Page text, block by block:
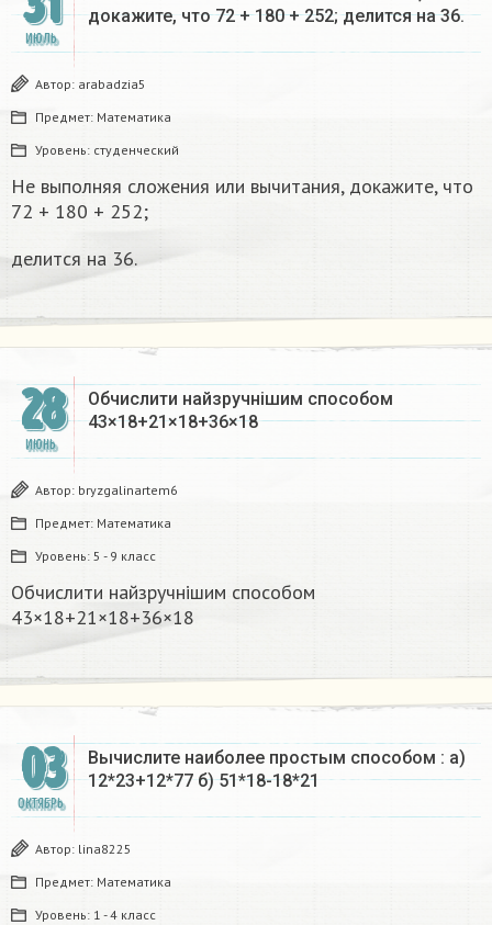
ИЮЛЬ
докажите, что 72 + 180 + 252; делится на 36.
Автор: arabadzia5
Предмет: Математика
Уровень: студенческий
Не выполняя сложения или вычитания, докажите, что
72 + 180 + 252;
делится на 36.
28
ИЮНЬ
Обчислити найзручнішим способом
43×18+21×18+36×18
Автор: bryzgalinartem6
Предмет: Математика
Уровень: 5 - 9 класс
Обчислити найзручнішим способом
43×18+21×18+36×18
03
ОКТЯБРЬ
Вычислите наиболее простым способом : а)
12*23+12*77 б) 51*18-18*21
Автор: lina8225
Предмет: Математика
Уровень: 1 - 4 класс